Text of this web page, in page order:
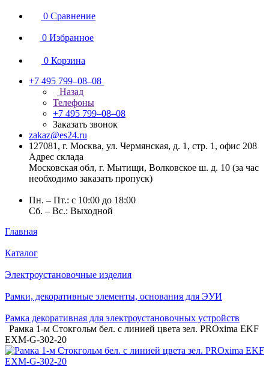
0 Сравнение
0 Избранное
0 Корзина
+7 495 799–08–08
Назад
Телефоны
+7 495 799–08–08
Заказать звонок
zakaz@es24.ru
127081, г. Москва, ул. Чермянская, д. 1, стр. 1, офис 208
Адрес склада
Московская обл, г. Мытищи, Волковское ш. д. 10 (за час
необходимо заказать пропуск)
Пн. – Пт.: с 10:00 до 18:00
Сб. – Вс.: Выходной
Главная
Каталог
Электроустановочные изделия
Рамки, декоративные элементы, основания для ЭУИ
Рамка декоративная для электроустановочных устройств
Рамка 1-м Стокгольм бел. с линией цвета зел. PROxima EKF
EXM-G-302-20